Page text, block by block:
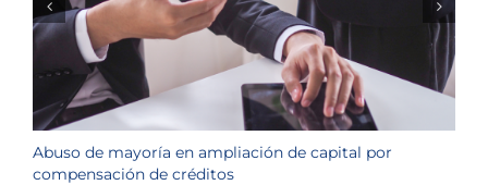
Abuso de mayoría en ampliación de capital por
compensación de créditos